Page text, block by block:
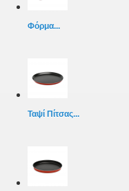
Φόρμα...
Ταψί Πίτσας...